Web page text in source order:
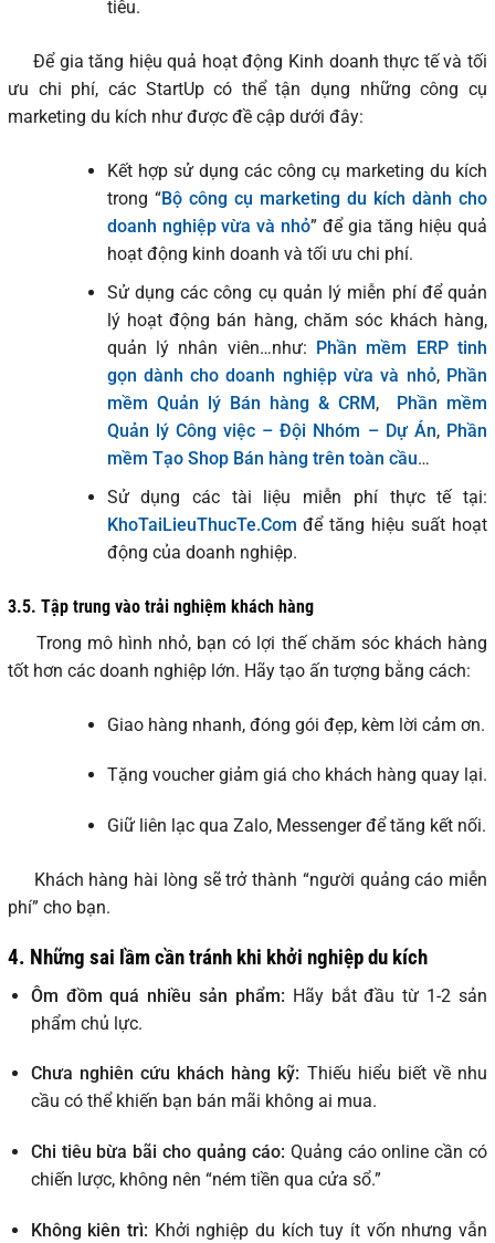
tiêu.
Để gia tăng hiệu quả hoạt động Kinh doanh thực tế và tối
ưu chi phí, các StartUp có thể tận dụng những công cụ
marketing du kích như được đề cập dưới đây:
Kết hợp sử dụng các công cụ marketing du kích
trong “Bộ công cụ marketing du kích dành cho
doanh nghiệp vừa và nhỏ” để gia tăng hiệu quả
hoạt động kinh doanh và tối ưu chi phí.
Sử dụng các công cụ quản lý miễn phí để quản
lý hoạt động bán hàng, chăm sóc khách hàng,
quản lý nhân viên…như: Phần mềm ERP tinh
gọn dành cho doanh nghiệp vừa và nhỏ, Phần
mềm Quản lý Bán hàng & CRM, Phần mềm
Quản lý Công việc – Đội Nhóm – Dự Án, Phần
mềm Tạo Shop Bán hàng trên toàn cầu…
Sử dụng các tài liệu miễn phí thực tế tại:
KhoTaiLieuThucTe.Com để tăng hiệu suất hoạt
động của doanh nghiệp.
3.5. Tập trung vào trải nghiệm khách hàng
Trong mô hình nhỏ, bạn có lợi thế chăm sóc khách hàng
tốt hơn các doanh nghiệp lớn. Hãy tạo ấn tượng bằng cách:
Giao hàng nhanh, đóng gói đẹp, kèm lời cảm ơn.
Tặng voucher giảm giá cho khách hàng quay lại.
Giữ liên lạc qua Zalo, Messenger để tăng kết nối.
Khách hàng hài lòng sẽ trở thành “người quảng cáo miễn
phí” cho bạn.
4. Những sai lầm cần tránh khi khởi nghiệp du kích
Ôm đồm quá nhiều sản phẩm: Hãy bắt đầu từ 1-2 sản
phẩm chủ lực.
Chưa nghiên cứu khách hàng kỹ: Thiếu hiểu biết về nhu
cầu có thể khiến bạn bán mãi không ai mua.
Chi tiêu bừa bãi cho quảng cáo: Quảng cáo online cần có
chiến lược, không nên “ném tiền qua cửa sổ.”
Không kiên trì: Khởi nghiệp du kích tuy ít vốn nhưng vẫn